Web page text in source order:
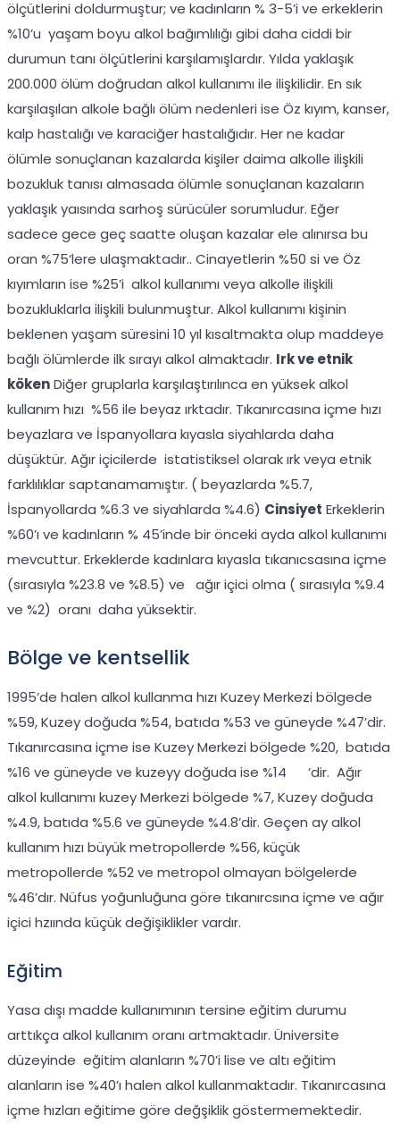
ölçütlerini doldurmuştur; ve kadınların % 3-5’i ve erkeklerin
%10’u yaşam boyu alkol bağımlılığı gibi daha ciddi bir
durumun tanı ölçütlerini karşılamışlardır. Yılda yaklaşık
200.000 ölüm doğrudan alkol kullanımı ile ilişkilidir. En sık
karşılaşılan alkole bağlı ölüm nedenleri ise Öz kıyım, kanser,
kalp hastalığı ve karaciğer hastalığıdır. Her ne kadar
ölümle sonuçlanan kazalarda kişiler daima alkolle ilişkili
bozukluk tanısı almasada ölümle sonuçlanan kazaların
yaklaşık yaısında sarhoş sürücüler sorumludur. Eğer
sadece gece geç saatte oluşan kazalar ele alınırsa bu
oran %75‘lere ulaşmaktadır.. Cinayetlerin %50 si ve Öz
kıyımların ise %25’i alkol kullanımı veya alkolle ilişkili
bozukluklarla ilişkili bulunmuştur. Alkol kullanımı kişinin
beklenen yaşam süresini 10 yıl kısaltmakta olup maddeye
bağlı ölümlerde ilk sırayı alkol almaktadır. Irk ve etnik
kökenDiğer gruplarla karşılaştırılınca en yüksek alkol
kullanım hızı %56 ile beyaz ırktadır. Tıkanırcasına içme hızı
beyazlara ve İspanyollara kıyasla siyahlarda daha
düşüktür. Ağır içicilerde istatistiksel olarak ırk veya etnik
farklılıklar saptanamamıştır. ( beyazlarda %5.7,
İspanyollarda %6.3 ve siyahlarda %4.6) Cinsiyet Erkeklerin
%60’ı ve kadınların % 45’inde bir önceki ayda alkol kullanımı
mevcuttur. Erkeklerde kadınlara kıyasla tıkanıcsasına içme
(sırasıyla %23.8 ve %8.5) ve ağır içici olma ( sırasıyla %9.4
ve %2) oranı daha yüksektir.
Bölge ve kentsellik
1995’de halen alkol kullanma hızı Kuzey Merkezi bölgede
%59, Kuzey doğuda %54, batıda %53 ve güneyde %47’dir.
Tıkanırcasına içme ise Kuzey Merkezi bölgede %20, batıda
%16 ve güneyde ve kuzeyy doğuda ise %14 ‘dir. Ağır
alkol kullanımı kuzey Merkezi bölgede %7, Kuzey doğuda
%4.9, batıda %5.6 ve güneyde %4.8’dir. Geçen ay alkol
kullanım hızı büyük metropollerde %56, küçük
metropollerde %52 ve metropol olmayan bölgelerde
%46’dır. Nüfus yoğunluğuna göre tıkanırcsına içme ve ağır
içici hzıında küçük değişiklikler vardır.
Eğitim
Yasa dışı madde kullanımının tersine eğitim durumu
arttıkça alkol kullanım oranı artmaktadır. Üniversite
düzeyinde eğitim alanların %70’i lise ve altı eğitim
alanların ise %40’ı halen alkol kullanmaktadır. Tıkanırcasına
içme hızları eğitime göre değşiklik göstermemektedir.